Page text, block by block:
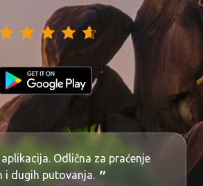
Odlična za praćenje
i dugih putovanja.